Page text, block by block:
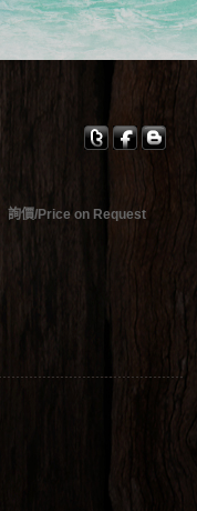
詢價/Price on Request